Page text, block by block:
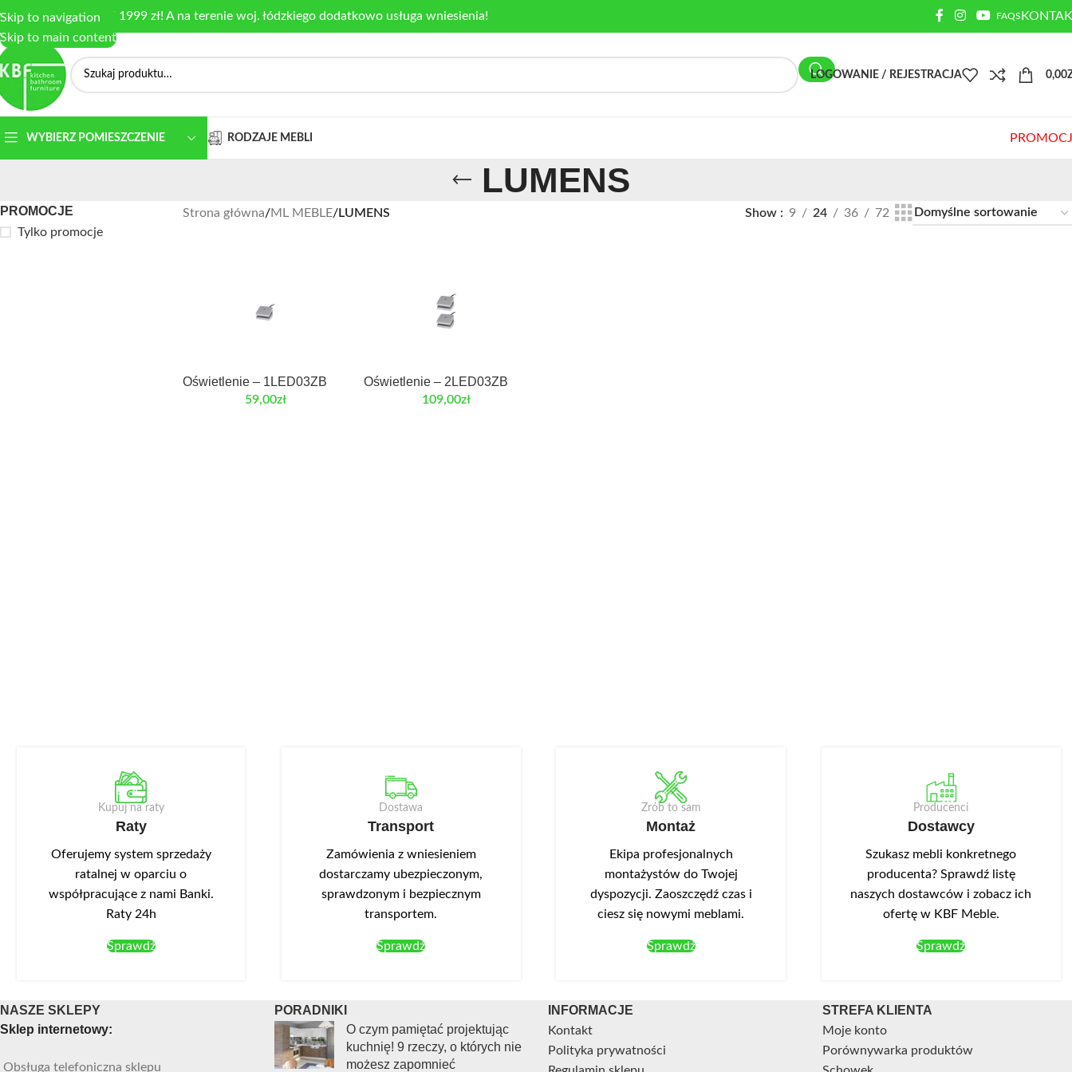
Skip to navigation
Skip to main content
dostawa od 1999 zł! A na terenie woj. łódzkiego dodatkowo usługa wniesienia! FAQS
LOGOWANIE / REJESTRACJA 0,00
WYBIERZ POMIESZCZENIE RODZAJE MEBLI
LUMENS
PROMOCJE
Tylko promocje
Strona główna/ML MEBLE/LUMENS Show 9 24 36 72
Oświetlenie – 1LED03ZB
59,00zł
Oświetlenie – 2LED03ZB
109,00zł
Kupuj na raty
Raty
Oferujemy system sprzedaży
ratalnej w oparciu o
współpracujące z nami Banki.
Raty 24h
Sprawdź
Dostawa
Transport
Zamówienia z wniesieniem
dostarczamy ubezpieczonym,
sprawdzonym i bezpiecznym
transportem.
Sprawdź
Zrób to sam
Montaż
Ekipa profesjonalnych
montażystów do Twojej
dyspozycji. Zaoszczędź czas i
ciesz się nowymi meblami.
Sprawdź
Producenci
Dostawcy
Szukasz mebli konkretnego
producenta? Sprawdź listę
naszych dostawców i zobacz ich
ofertę w KBF Meble.
Sprawdź
NASZE SKLEPY
Sklep internetowy:
Obsługa telefoniczna sklepu
PORADNIKI
O czym pamiętać projektując
kuchnię! 9 rzeczy, o których nie
możesz zapomnieć
INFORMACJE
Kontakt
Polityka prywatności
STREFA KLIENTA
Moje konto
Porównywarka produktów